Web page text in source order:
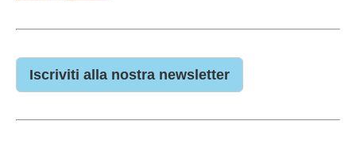
Iscriviti alla nostra newsletter